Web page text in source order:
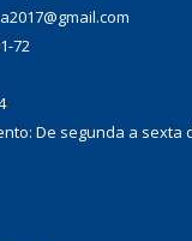
72
De segunda a sexta